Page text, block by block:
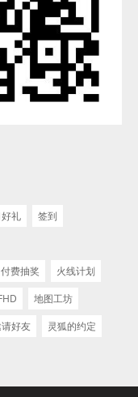
礼
签到
付费抽奖
火线计划
地图工坊
好友
灵狐的约定